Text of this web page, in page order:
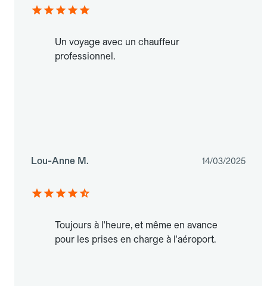
Un voyage avec un chauffeur
professionnel.
Lou-Anne M. 14/03/2025
Toujours à l'heure, et même en avance
pour les prises en charge à l'aéroport.